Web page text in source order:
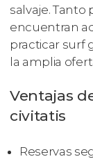
salvaje.
encuentran
practicar surf
la amplia
Ventajas
civitatis
Reservas